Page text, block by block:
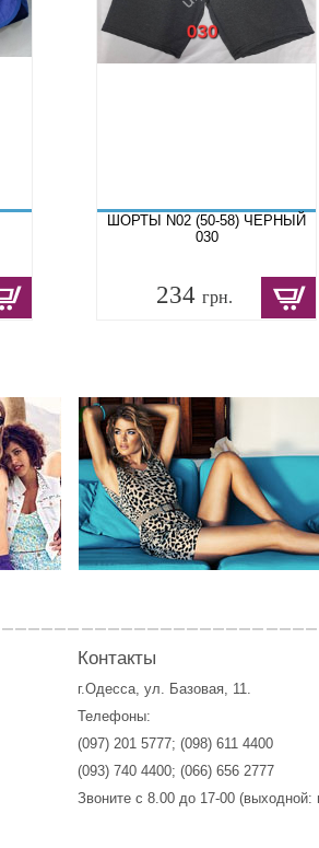
ШОРТЫ N02 (50-58) ЧЕРНЫЙ
030
234 грн.
Контакты
г.Одесса, ул. Базовая, 11.
Телефоны:
(097) 201 5777; (098) 611 4400
(093) 740 4400; (066) 656 2777
Звоните с 8.00 до 17-00 (выходной: